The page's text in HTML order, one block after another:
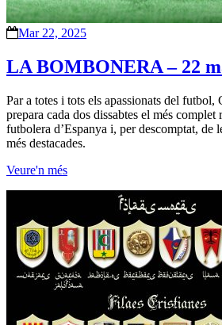
Mar 22, 2025
LA BOMBONERA – 22
Par a totes i tots els apassionats del
prepara cada dos dissabtes el més complet
futbolera d’Espanya i, per descomptat, de
més destacades.
Veure'n més